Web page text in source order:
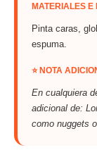
MATERIALES E
Pinta caras,
espuma.
⭐ NOTA
En cualquiera
adicional de:
como nuggets